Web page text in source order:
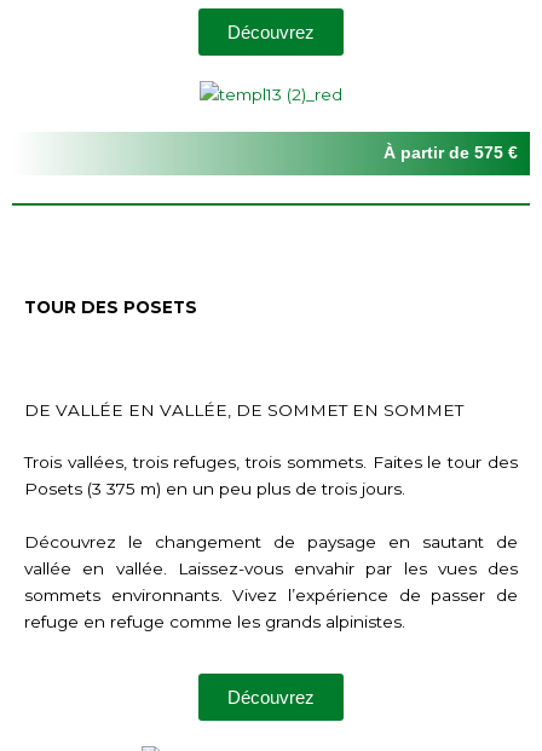
Découvrez
À partir de 575 €
TOUR DES POSETS
DE VALLÉE EN VALLÉE, DE SOMMET EN SOMMET
Trois vallées, trois refuges, trois sommets. Faites le tour des
Posets (3 375 m) en un peu plus de trois jours.
Découvrez le changement de paysage en sautant de
vallée en vallée. Laissez-vous envahir par les vues des
sommets environnants. Vivez l’expérience de passer de
refuge en refuge comme les grands alpinistes.
Découvrez